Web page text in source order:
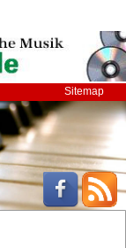
Sitemap